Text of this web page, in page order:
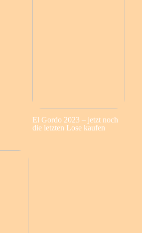
El Gordo 2023 – jetzt noch
die letzten Lose kaufen